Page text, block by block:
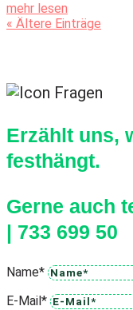
mehr lesen
« Ältere Einträge
Erzählt uns,
festhängt.
Gerne auch
| 733 699 50
Name*
E-Mail*